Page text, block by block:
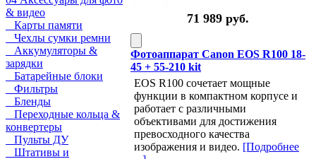
& видео
Карты памяти
Чехлы сумки ремни
Аккумуляторы &
зарядки
Батарейные блоки
Фильтры
Бленды
Переходные кольца &
конвертеры
Пульты ДУ
Штативы и
71 989 руб.
Фотоаппарат Canon EOS R100 18-
45 + 55-210 kit
EOS R100 сочетает мощные
функции в компактном корпусе и
работает с различными
объективами для достижения
превосходного качества
изображения и видео. [Подробнее